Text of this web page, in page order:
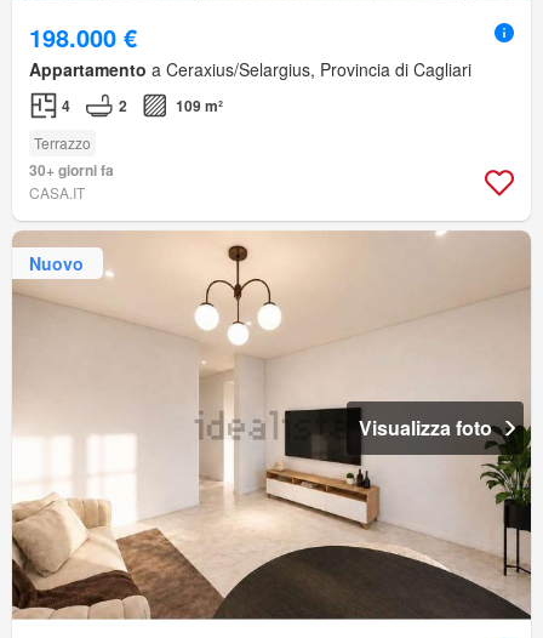
198.000 €
Appartamento a Ceraxius/Selargius, Provincia di Cagliari
4 2 109 m²
Terrazzo
30+ giorni fa
CASA.IT
Nuovo
Visualizza foto